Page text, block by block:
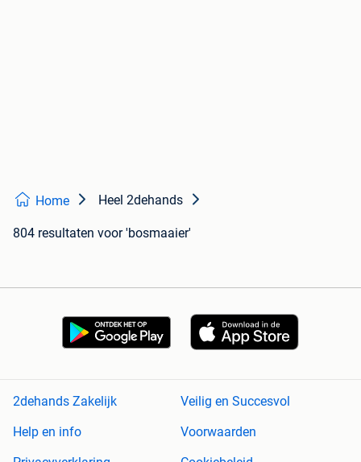
Home Heel 2dehands
804 resultaten voor 'bosmaaier'
2dehands Zakelijk
Veilig en Succesvol
Help en info
Voorwaarden